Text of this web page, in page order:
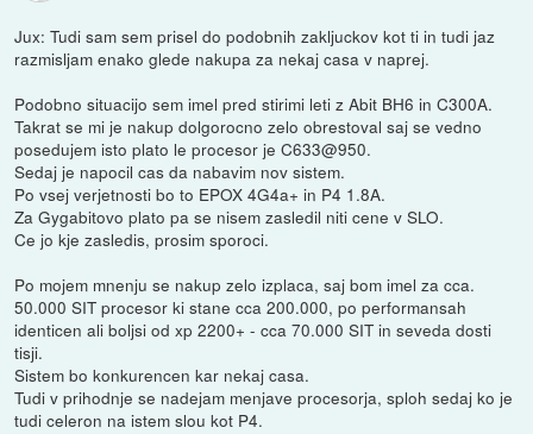
Jux: Tudi sam sem prisel do podobnih zakljuckov kot ti in tudi jaz
razmisljam enako glede nakupa za nekaj casa v naprej.
Podobno situacijo sem imel pred stirimi leti z Abit BH6 in C300A.
Takrat se mi je nakup dolgorocno zelo obrestoval saj se vedno
posedujem isto plato le procesor je C633@950.
Sedaj je napocil cas da nabavim nov sistem.
Po vsej verjetnosti bo to EPOX 4G4a+ in P4 1.8A.
Za Gygabitovo plato pa se nisem zasledil niti cene v SLO.
Ce jo kje zasledis, prosim sporoci.
Po mojem mnenju se nakup zelo izplaca, saj bom imel za cca.
50.000 SIT procesor ki stane cca 200.000, po performansah
identicen ali boljsi od xp 2200+ - cca 70.000 SIT in seveda dosti
tisji.
Sistem bo konkurencen kar nekaj casa.
Tudi v prihodnje se nadejam menjave procesorja, sploh sedaj ko je
tudi celeron na istem slou kot P4.